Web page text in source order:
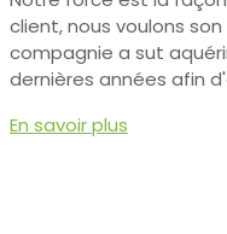
client, nous voulons
compagnie a sut
dernières années afin
En savoir plus